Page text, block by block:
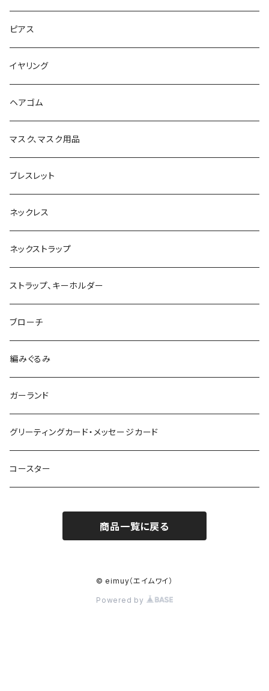
ピアス
イヤリング
ヘアゴム
マスク、マスク用品
ブレスレット
ネックレス
ネックストラップ
ストラップ、キーホルダー
ブローチ
編みぐるみ
ガーランド
グリーティングカード・メッセージカード
コースター
商品一覧に戻る
© eimuy（エイムワイ）
Powered by